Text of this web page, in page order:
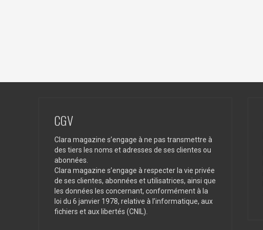
CGV
Clara magazine s’engage à ne pas transmettre à
des tiers les noms et adresses de ses clientes ou
abonnées.
Clara magazine s’engage à respecter la vie privée
de ses clientes, abonnées et utilisatrices, ainsi que
les données les concernant, conformément à la
loi du 6 janvier 1978, relative à l’informatique, aux
fichiers et aux libertés (CNIL).